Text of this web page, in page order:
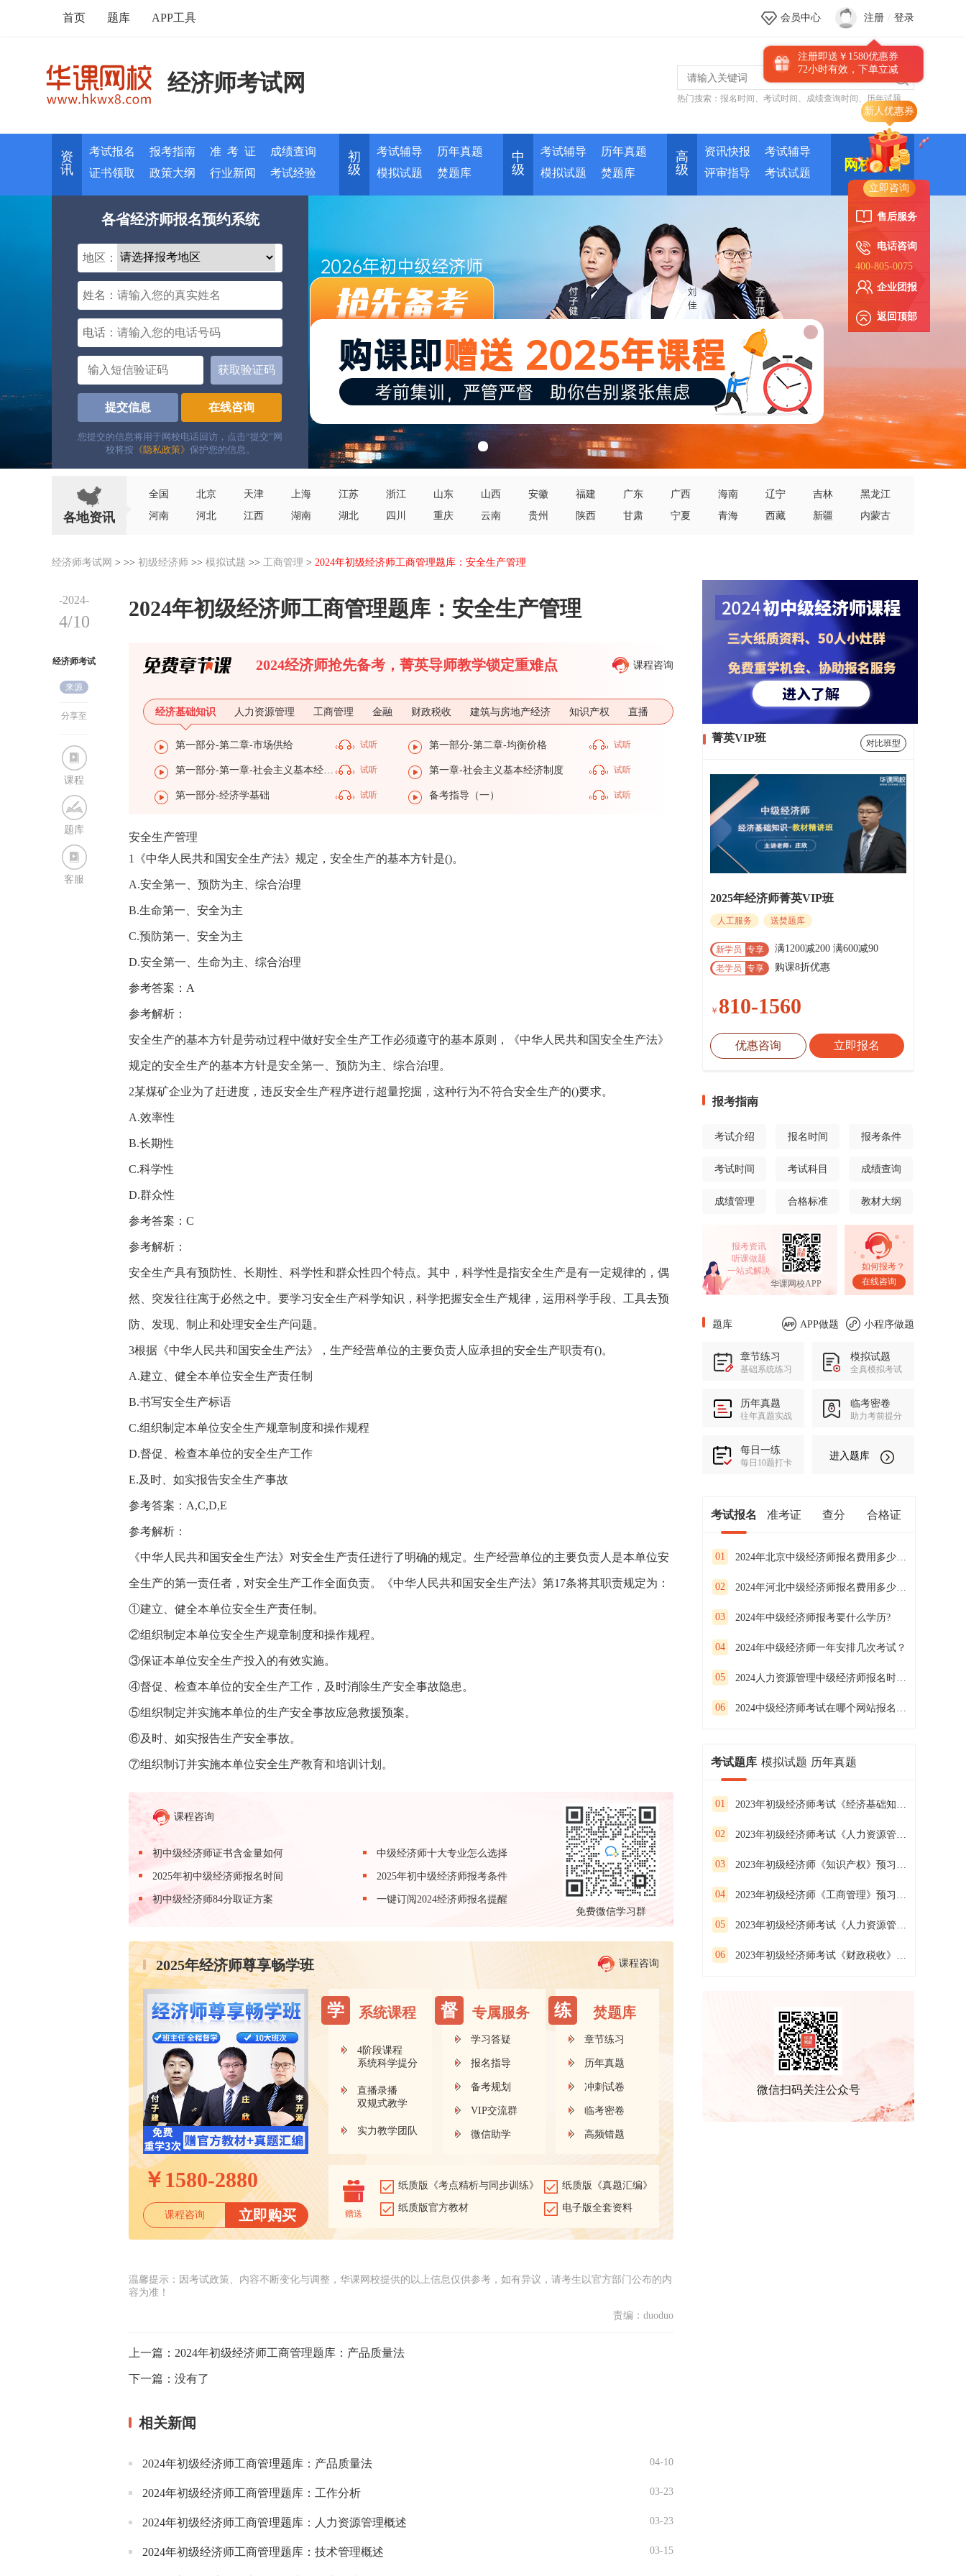
立即咨询
售后服务
电话咨询
400-805-0075
企业团报
返回顶部
首页 题库 APP工具 会员中心 注册 / 登录
注册即送￥1580优惠券
72小时有效，下单立减
经济师考试网
热门搜索： 报名时间 、 考试时间 、 成绩查询时间 、 历年试题
资
讯
考试报名 报考指南 准 考 证
成绩查询
证书领取
政策大纲 行业新闻 考试经验
初
级
考试辅导
历年真题
模拟试题
焚题库
中
级
考试辅导
历年真题
模拟试题
焚题库
高
级
资讯快报
考试辅导
评审指导
考试试题
网校培训
各省经济师报名预约系统
地区：
姓名：
电话：
获取验证码
提交信息 在线咨询
您提交的信息将用于网校电话回访，点击“提交”网
校将按 《隐私政策》 保护您的信息。
各地资讯
全国 北京 天津 上海 江苏 浙江 山东 山西 安徽 福建 广东 广西 海南 辽宁 吉林
黑龙江
河南
河北 江西 湖南 湖北 四川 重庆 云南 贵州 陕西 甘肃 宁夏 青海 西藏 新疆 内蒙古
经济师考试网 > >> 初级经济师 >> 模拟试题 >> 工商管理 > 2024年初级经济师工商管理题库：安全生产管理
-2024-
4/10
经济师考试
网
来源
分享至
课程
题库
客服
2024年初级经济师工商管理题库：安全生产管理
2024经济师抢先备考，菁英导师教学锁定重难点 课程咨询
经济基础知识 人力资源管理 工商管理 金融 财政税收 建筑与房地产经济 知识产权 直播
第一部分-第二章-市场供给 试听 第一部分-第二章-均衡价格 试听
第一部分-第一章-社会主义基本经济制度 试听 第一章-社会主义基本经济制度 试听
第一部分-经济学基础 试听 备考指导（一） 试听
安全生产管理
1《中华人民共和国安全生产法》规定，安全生产的基本方针是()。
A.安全第一、预防为主、综合治理
B.生命第一、安全为主
C.预防第一、安全为主
D.安全第一、生命为主、综合治理
参考答案：A
参考解析：
安全生产的基本方针是劳动过程中做好安全生产工作必须遵守的基本原则，《中华人民共和国安全生产法》
规定的安全生产的基本方针是安全第一、预防为主、综合治理。
2某煤矿企业为了赶进度，违反安全生产程序进行超量挖掘，这种行为不符合安全生产的()要求。
A.效率性
B.长期性
C.科学性
D.群众性
参考答案：C
参考解析：
安全生产具有预防性、长期性、科学性和群众性四个特点。其中，科学性是指安全生产是有一定规律的，偶
然、突发往往寓于必然之中。要学习安全生产科学知识，科学把握安全生产规律，运用科学手段、工具去预
防、发现、制止和处理安全生产问题。
3根据《中华人民共和国安全生产法》，生产经营单位的主要负责人应承担的安全生产职责有()。
A.建立、健全本单位安全生产责任制
B.书写安全生产标语
C.组织制定本单位安全生产规章制度和操作规程
D.督促、检查本单位的安全生产工作
E.及时、如实报告安全生产事故
参考答案：A,C,D,E
参考解析：
《中华人民共和国安全生产法》对安全生产责任进行了明确的规定。生产经营单位的主要负责人是本单位安
全生产的第一责任者，对安全生产工作全面负责。《中华人民共和国安全生产法》第17条将其职责规定为：
①建立、健全本单位安全生产责任制。
②组织制定本单位安全生产规章制度和操作规程。
③保证本单位安全生产投入的有效实施。
④督促、检查本单位的安全生产工作，及时消除生产安全事故隐患。
⑤组织制定并实施本单位的生产安全事故应急救援预案。
⑥及时、如实报告生产安全事故。
⑦组织制订并实施本单位安全生产教育和培训计划。
课程咨询
初中级经济师证书含金量如何 中级经济师十大专业怎么选择
2025年初中级经济师报名时间 2025年初中级经济师报考条件
初中级经济师84分取证方案
一键订阅2024经济师报名提醒
免费微信学习群
2025年经济师尊享畅学班 课程咨询
￥ 1580-2880
课程咨询 立即购买
学 系统课程
4阶段课程
系统科学提分
直播录播
双规式教学
实力教学团队
督 专属服务
学习答疑
报名指导
备考规划
VIP交流群
微信助学
练 焚题库
章节练习
历年真题
冲刺试卷
临考密卷
高频错题
赠送
纸质版《考点精析与同步训练》 纸质版《真题汇编》
纸质版官方教材 电子版全套资料
温馨提示：因考试政策、内容不断变化与调整，华课网校提供的以上信息仅供参考，如有异议，请考生以官方部门公布的内
容为准！
责编：duoduo
上一篇： 2024年初级经济师工商管理题库：产品质量法
下一篇： 没有了
相关新闻
2024年初级经济师工商管理题库：产品质量法 04-10
2024年初级经济师工商管理题库：工作分析 03-23
2024年初级经济师工商管理题库：人力资源管理概述 03-23
2024年初级经济师工商管理题库：技术管理概述 03-15
菁英VIP班 对比班型
2025年经济师菁英VIP班
人工服务 送焚题库
新学员 专享 满1200减200 满600减90
老学员 专享 购课8折优惠
￥ 810-1560
优惠咨询 立即报名
报考指南
考试介绍 报名时间 报考条件
考试时间 考试科目 成绩查询
成绩管理 合格标准 教材大纲
报考资讯
听课做题
一站式解决
华课网校APP
如何报考？
在线咨询
题库 APP做题 小程序做题
章节练习
基础系统练习
模拟试题
全真模拟考试
历年真题
往年真题实战
临考密卷
助力考前提分
每日一练
每日10题打卡
进入题库
考试报名 准考证 查分 合格证
01 2024年北京中级经济师报名费用多少钱？
02 2024年河北中级经济师报名费用多少钱？
03 2024年中级经济师报考要什么学历?
04 2024年中级经济师一年安排几次考试？
05 2024人力资源管理中级经济师报名时间是什么？
06 2024中级经济师考试在哪个网站报名？报名时间是什么
考试题库 模拟试题 历年真题
01 2023年初级经济师考试《经济基础知识》预习试卷（二）
02 2023年初级经济师考试《人力资源管理》预习试卷（一）
03 2023年初级经济师《知识产权》预习试卷（二）
04 2023年初级经济师《工商管理》预习试卷（一）
05 2023年初级经济师考试《人力资源管理》预习试卷（三）
06 2023年初级经济师考试《财政税收》预习试卷(一）
微信扫码关注公众号